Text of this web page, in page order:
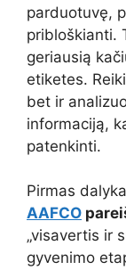
parduotuvę,
pribloškianti.
geriausią
etiketes.
bet ir
informaciją,
patenkinti.
Pirmas
AAFCO
„visavertis ir
gyvenimo